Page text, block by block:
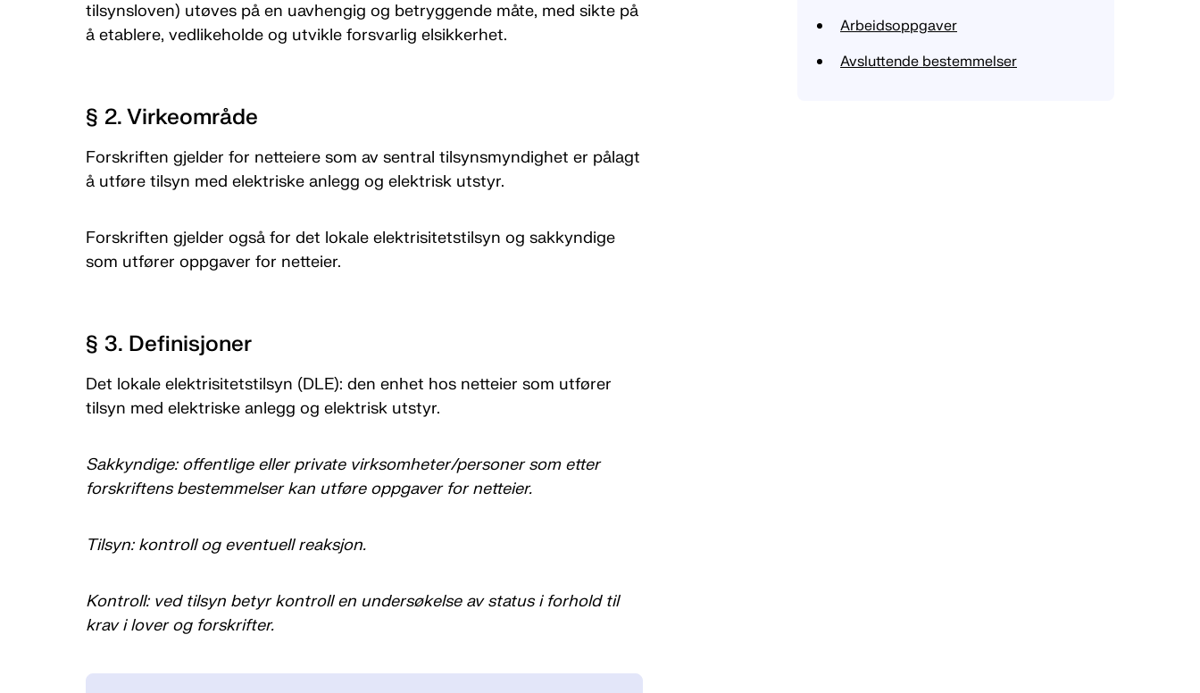
Arbeidsoppgaver
Avsluttende bestemmelser
tilsynsloven) utøves på en uavhengig og betryggende måte, med sikte på
å etablere, vedlikeholde og utvikle forsvarlig elsikkerhet.
§ 2. Virkeområde
Forskriften gjelder for netteiere som av sentral tilsynsmyndighet er pålagt
å utføre tilsyn med elektriske anlegg og elektrisk utstyr.
Forskriften gjelder også for det lokale elektrisitetstilsyn og sakkyndige
som utfører oppgaver for netteier.
§ 3. Definisjoner
Det lokale elektrisitetstilsyn (DLE): den enhet hos netteier som utfører
tilsyn med elektriske anlegg og elektrisk utstyr.
Sakkyndige: offentlige eller private virksomheter/personer som etter
forskriftens bestemmelser kan utføre oppgaver for netteier.
Tilsyn: kontroll og eventuell reaksjon.
Kontroll: ved tilsyn betyr kontroll en undersøkelse av status i forhold til
krav i lover og forskrifter.